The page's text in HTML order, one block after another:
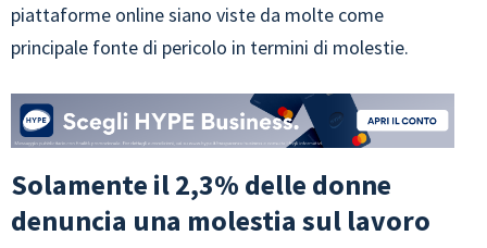
piattaforme online siano viste da molte come
principale fonte di pericolo in termini di molestie.
Solamente il 2,3% delle donne
denuncia una molestia sul lavoro